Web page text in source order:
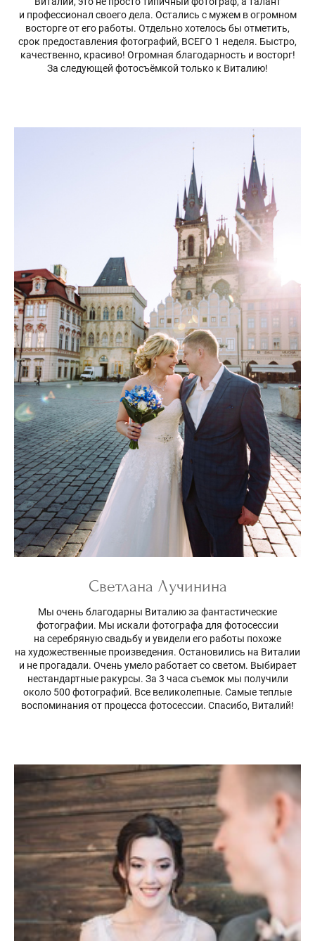
и профессионал своего дела. Остались с мужем в огромном
восторге от его работы. Отдельно хотелось бы отметить,
срок предоставления фотографий, ВСЕГО 1 неделя. Быстро,
качественно, красиво! Огромная благодарность и восторг!
За следующей фотосъёмкой только к Виталию!
Светлана Лучинина
Мы очень благодарны Виталию за фантастические
фотографии. Мы искали фотографа для фотосессии
на серебряную свадьбу и увидели его работы похоже
на художественные произведения. Остановились на Виталии
и не прогадали. Очень умело работает со светом. Выбирает
нестандартные ракурсы. За 3 часа съемок мы получили
около 500 фотографий. Все великолепные. Самые теплые
воспоминания от процесса фотосессии. Спасибо, Виталий!